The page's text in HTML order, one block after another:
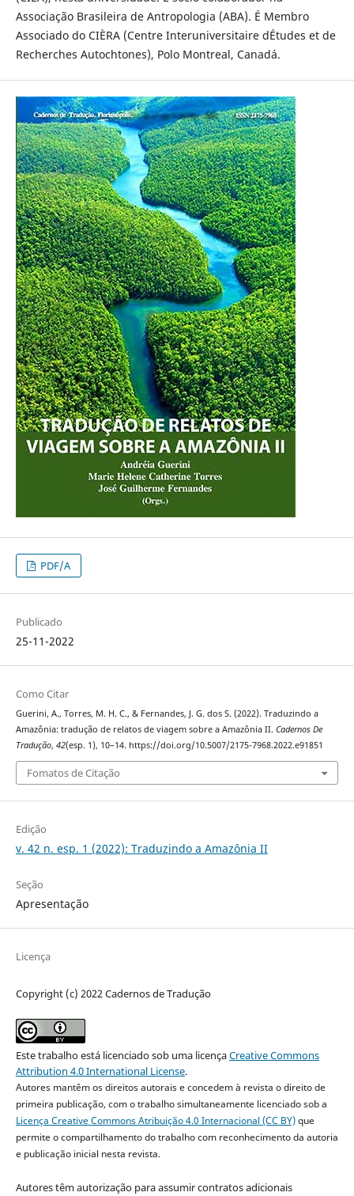
Associação Brasileira de Antropologia (ABA). É Membro
Associado do CIÈRA (Centre Interuniversitaire dÉtudes et de
Recherches Autochtones), Polo Montreal, Canadá.
PDF/A
Publicado
25-11-2022
Como Citar
Guerini, A., Torres, M. H. C., & Fernandes, J. G. dos S. (2022). Traduzindo a
Amazônia: tradução de relatos de viagem sobre a Amazônia II. Cadernos De
Tradução, 42(esp. 1), 10–14. https://doi.org/10.5007/2175-7968.2022.e91851
Fomatos de Citação
Edição
v. 42 n. esp. 1 (2022): Traduzindo a Amazônia II
Seção
Apresentação
Licença
Copyright (c) 2022 Cadernos de Tradução
Este trabalho está licenciado sob uma licençaCreative Commons
Attribution 4.0 International License.
Autores mantêm os direitos autorais e concedem à revista o direito de
primeira publicação, com o trabalho simultaneamente licenciado sob a
Licença Creative Commons Atribuição 4.0 Internacional (CC BY)que
permite o compartilhamento do trabalho com reconhecimento da autoria
e publicação inicial nesta revista.
Autores têm autorização para assumir contratos adicionais